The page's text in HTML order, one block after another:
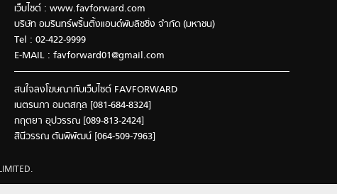
เว็บไซต์ : www.favforward.com
บริษัท อมรินทร์พริ้นติ้งแอนด์พับลิชชิ่ง จำกัด (มหาชน)
Tel : 02-422-9999
E-MAIL : favforward01@gmail.com
สนใจลงโฆษณากับเว็บไซต์ FAVFORWARD
เนตรนภา อมตสกุล [081-684-8324]
กฤตยา อุปวรรณ [089-813-2424]
สินีวรรณ ตันพิพัฒน์ [064-509-7963]